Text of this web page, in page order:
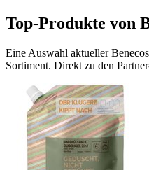
Top-Produkte von
Eine Auswahl aktuellerBenecos
Sortiment. Direkt zu den